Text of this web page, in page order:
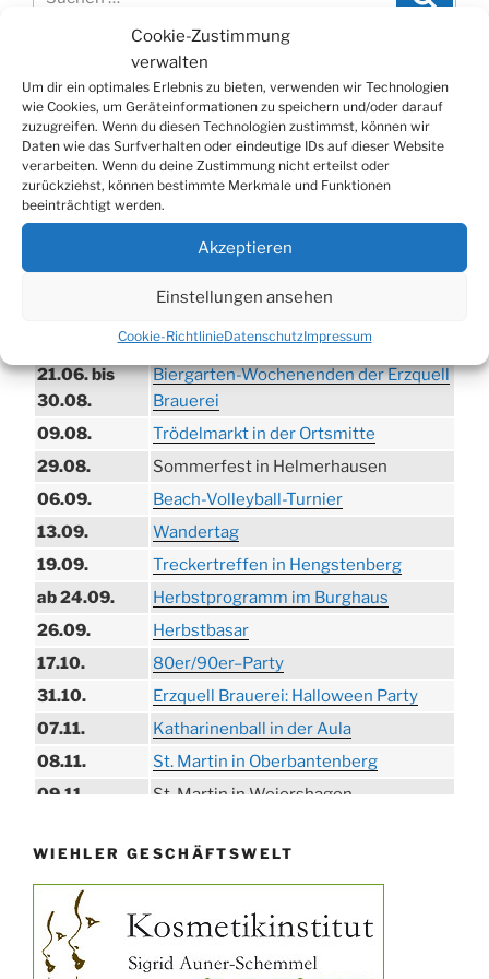
Cookie-Zustimmung
verwalten
Um dir ein optimales Erlebnis zu bieten, verwenden wir Technologien
wie Cookies, um Geräteinformationen zu speichern und/oder darauf
zuzugreifen. Wenn du diesen Technologien zustimmst, können wir
Daten wie das Surfverhalten oder eindeutige IDs auf dieser Website
verarbeiten. Wenn du deine Zustimmung nicht erteilst oder
zurückziehst, können bestimmte Merkmale und Funktionen
beeinträchtigt werden.
Akzeptieren
Einstellungen ansehen
Cookie-RichtlinieDatenschutzImpressum
nach:
WERBUNG
21.06. bis
30.08.
Biergarten-Wochenenden der Erzquell
Brauerei
09.08.
Trödelmarkt in der Ortsmitte
29.08.
Sommerfest in Helmerhausen
06.09.
Beach-Volleyball-Turnier
13.09.
Wandertag
19.09.
Treckertreffen in Hengstenberg
ab 24.09.
Herbstprogramm im Burghaus
26.09.
Herbstbasar
17.10.
80er/90er–Party
31.10.
Erzquell Brauerei: Halloween Party
07.11.
Katharinenball in der Aula
08.11.
St. Martin in Oberbantenberg
09.11.
St. Martin in Weiershagen
11.11.
„DÜX“ im Burghaus
14.11.
15.11.
Konzert Bielsteiner Männerchor
15.11.
Volkstrauertag am Ehrenmal
WIEHLER GESCHÄFTSWELT